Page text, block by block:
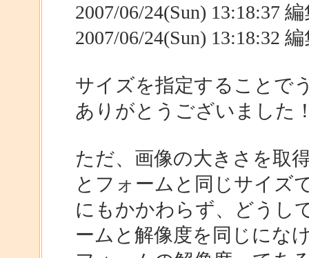
2007/06/24(Sun) 13:18:37
2007/06/24(Sun) 13:18:32
サイズを指定することで
ありがとうございました
ただ、画像の大きさを取
とフォームと同じサイズ
にもかかわらず、どうし
ームと解像度を同じにな